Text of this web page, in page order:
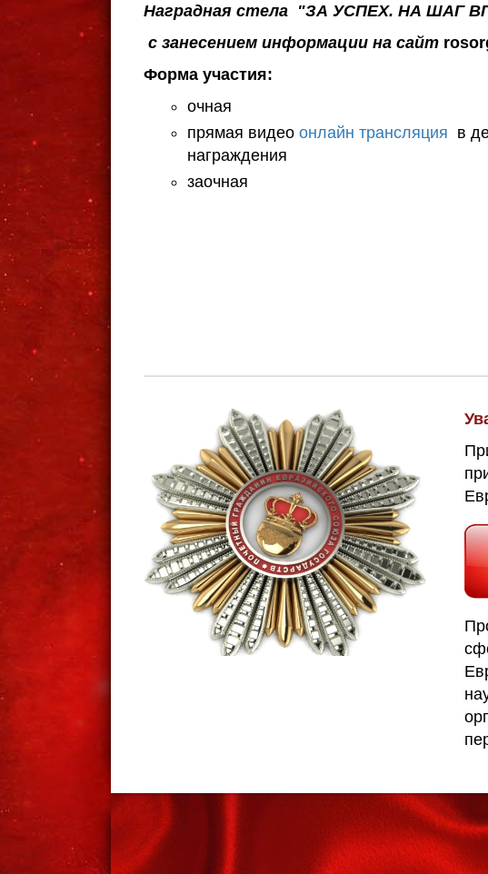
Наградная стела "ЗА УСПЕХ. НА ШАГ
с занесением информации на сайт
Форма участия:
очная
прямая видео онлайн трансляция в
награждения
заочная